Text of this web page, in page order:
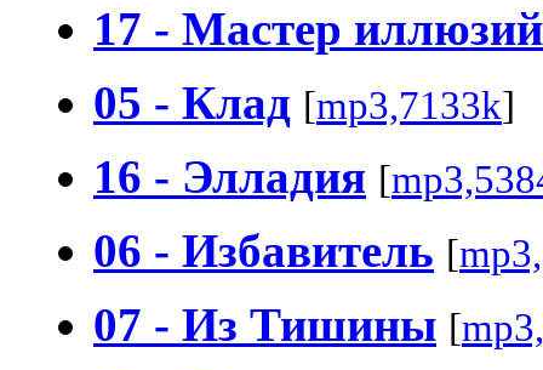
17 - Мастер иллюзий
05 - Клад [mp3,7133k]
16 - Элладия [
06 - Избавитель [
07 - Из Тишины [